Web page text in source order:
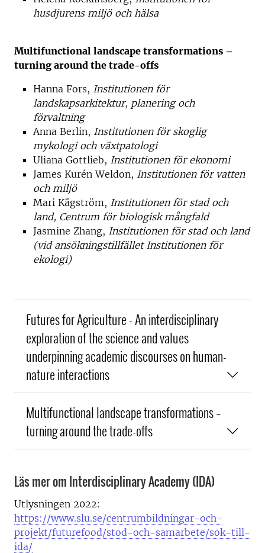
husdjurens miljö och hälsa
Multifunctional landscape transformations –
turning around the trade-offs
Hanna Fors, Institutionen för
landskapsarkitektur, planering och
förvaltning
Anna Berlin, Institutionen för skoglig
mykologi och växtpatologi
Uliana Gottlieb, Institutionen för ekonomi
James Kurén Weldon, Institutionen för vatten
och miljö
Mari Kågström, Institutionen för stad och
land, Centrum för biologisk mångfald
Jasmine Zhang, Institutionen för stad och land
(vid ansökningstillfället Institutionen för
ekologi)
Futures for Agriculture - An interdisciplinary
exploration of the science and values
underpinning academic discourses on human-
nature interactions
Multifunctional landscape transformations –
turning around the trade-offs
Läs mer om Interdisciplinary Academy (IDA)
Utlysningen 2022:
https://www.slu.se/centrumbildningar-och-
projekt/futurefood/stod-och-samarbete/sok-till-
ida/